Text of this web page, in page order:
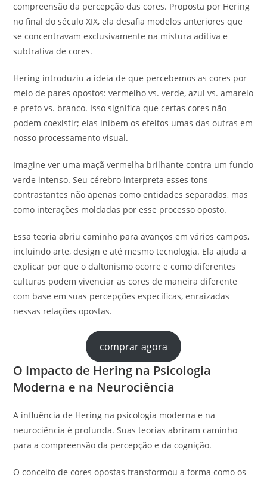
compreensão da percepção das cores. Proposta por Hering
no final do século XIX, ela desafia modelos anteriores que
se concentravam exclusivamente na mistura aditiva e
subtrativa de cores.
Hering introduziu a ideia de que percebemos as cores por
meio de pares opostos: vermelho vs. verde, azul vs. amarelo
e preto vs. branco. Isso significa que certas cores não
podem coexistir; elas inibem os efeitos umas das outras em
nosso processamento visual.
Imagine ver uma maçã vermelha brilhante contra um fundo
verde intenso. Seu cérebro interpreta esses tons
contrastantes não apenas como entidades separadas, mas
como interações moldadas por esse processo oposto.
Essa teoria abriu caminho para avanços em vários campos,
incluindo arte, design e até mesmo tecnologia. Ela ajuda a
explicar por que o daltonismo ocorre e como diferentes
culturas podem vivenciar as cores de maneira diferente
com base em suas percepções específicas, enraizadas
nessas relações opostas.
comprar agora
O Impacto de Hering na Psicologia
Moderna e na Neurociência
A influência de Hering na psicologia moderna e na
neurociência é profunda. Suas teorias abriram caminho
para a compreensão da percepção e da cognição.
O conceito de cores opostas transformou a forma como os